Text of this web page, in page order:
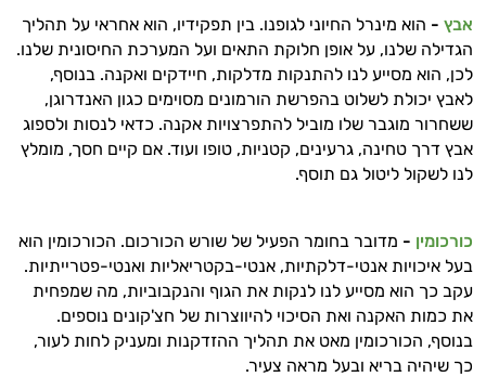
אבץ - הוא מינרל החיוני לגופנו. בין תפקידיו, הוא אחראי על תהליך
הגדילה שלנו, על אופן חלוקת התאים ועל המערכת החיסונית שלנו.
לכן, הוא מסייע לנו להתנקות מדלקות, חיידקים ואקנה. בנוסף,
לאבץ יכולת לשלוט בהפרשת הורמונים מסוימים כגון האנדרוגן,
ששחרור מוגבר שלו מוביל להתפרצויות אקנה. כדאי לנסות ולספוג
אבץ דרך טחינה, גרעינים, קטניות, טופו ועוד. אם קיים חסך, מומלץ
לנו לשקול ליטול גם תוסף.
כורכומין - מדובר בחומר הפעיל של שורש הכורכום. הכורכומין הוא
בעל איכויות אנטי-דלקתיות, אנטי-בקטריאליות ואנטי-פטרייתיות.
עקב כך הוא מסייע לנו לנקות את הגוף והנקבוביות, מה שמפחית
את כמות האקנה ואת הסיכוי להיווצרות של חצ'קונים נוספים.
בנוסף, הכורכומין מאט את תהליך ההזדקנות ומעניק לחות לעור,
כך שיהיה בריא ובעל מראה צעיר.